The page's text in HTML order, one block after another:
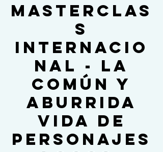
MASTERCLAS
S
INTERNACIO
NAL - LA
COMÚN Y
ABURRIDA
VIDA DE
PERSONAJES